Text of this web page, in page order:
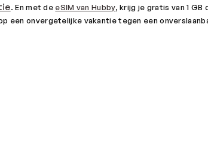
. En met de eSIM van Hubby, krijg je gratis van 1
een onvergetelijke vakantie tegen een